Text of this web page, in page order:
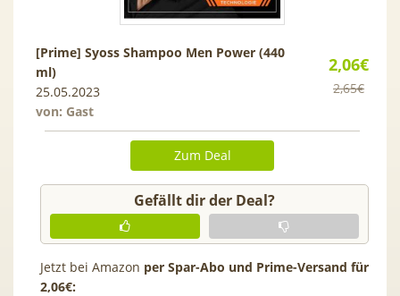
2,06€
2,65€
[Prime] Syoss Shampoo Men Power (440
ml)
25.05.2023
von: Gast
Zum Deal
Gefällt dir der Deal?
Jetzt bei Amazon per Spar-Abo und Prime-Versand für
2,06€: